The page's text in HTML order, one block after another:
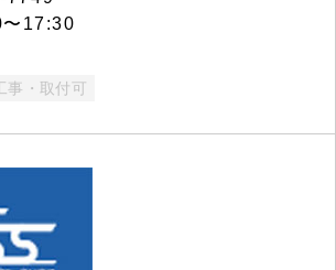
17:30
事・取付可